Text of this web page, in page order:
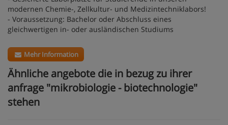
modernen Chemie-, Zellkultur- und Medizintechniklabors!
- Voraussetzung: Bachelor oder Abschluss eines
gleichwertigen in- oder ausländischen Studiums
Mehr Information
Ähnliche angebote die in bezug zu ihrer
anfrage "mikrobiologie - biotechnologie"
stehen